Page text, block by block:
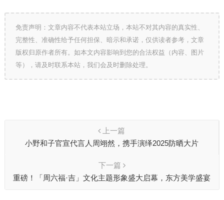
免责声明：文章内容不代表本站立场，本站不对其内容的真实性、
完整性、准确性给予任何担保、暗示和承诺，仅供读者参考，文章
版权归原作者所有。如本文内容影响到您的合法权益（内容、图片
等），请及时联系本站，我们会及时删除处理。
上一篇
小野和子官宣代言人周翊然，携手演绎2025防晒大片
下一篇
重磅！「周六福·吉」文化主题形象盛大启幕，东方美学盛宴